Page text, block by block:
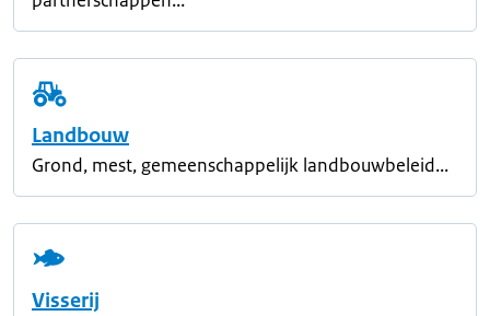
Landbouw
Grond, mest, gemeenschappelijk landbouwbeleid...
Visserij